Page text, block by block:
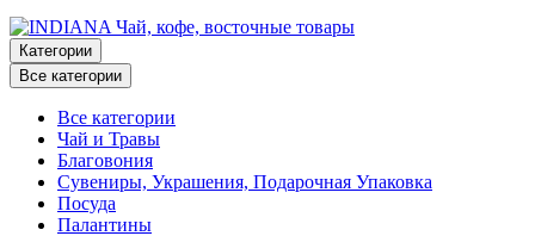
Категории
Все категории
Все категории
Чай и Травы
Благовония
Сувениры, Украшения, Подарочная Упаковка
Посуда
Палантины